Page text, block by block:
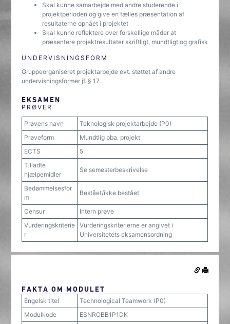
Skal kunne samarbejde med andre studerende i
projektperioden og give en fælles præsentation af
resultaterne opnået i projektet
Skal kunne reflektere over forskellige måder at
præsentere projektresultater skriftligt, mundtligt og grafisk
UNDERVISNINGSFORM
Gruppeorganiseret projektarbejde evt. støttet af andre
undervisningsformer jf. § 17.
EKSAMEN
PRØVER
Prøvens navn
Teknologisk projektarbejde (P0)
Prøveform
Mundtlig pba. projekt
ECTS
5
Tilladte
hjælpemidler
Se semesterbeskrivelse
Bedømmelsesfor
m
Bestået/ikke bestået
Censur
Intern prøve
Vurderingskriterie
r
Vurderingskriterierne er angivet i
Universitetets eksamensordning
FAKTA OM MODULET
Engelsk titel
Technological Teamwork (P0)
Modulkode
ESNROBB1P1DK